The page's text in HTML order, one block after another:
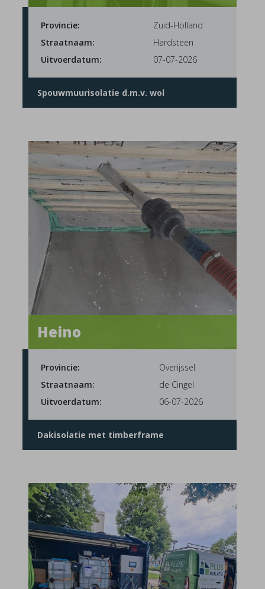
Provincie:
Zuid-Holland
Straatnaam:
Hardsteen
Uitvoerdatum:
07-07-2026
Spouwmuurisolatie d.m.v. wol
Heino
Provincie:
Overijssel
Straatnaam:
de Cingel
Uitvoerdatum:
06-07-2026
Dakisolatie met timberframe